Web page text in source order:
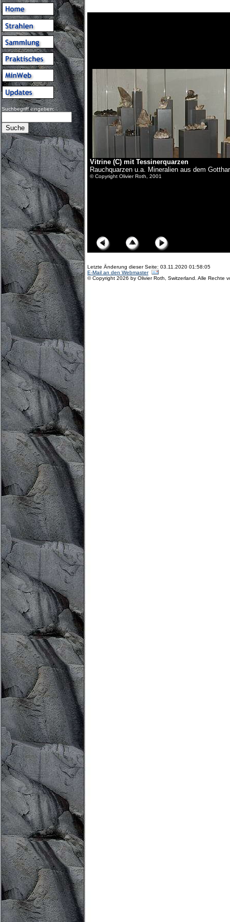
Suchbegriff eingeben:
Vitrine (C) mit Tessinerquarzen
Rauchquarzen u.a. Mineralien aus dem
© Copyright Olivier Roth, 2001
Letzte Änderung dieser Seite: 03.11.2020 01:58:05
E-Mail an den Webmaster
© Copyright 2026 by Olivier Roth, Switzerland. Alle Rechte